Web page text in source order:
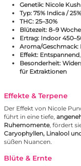
Genetik: Nicole
Typ: 75% Indica /
THC: 25–30%
Blütezeit: 8–9
Ertrag: Indoor
Aroma/Geschmack:
Effekt: Entspannend,
Besonderheit:
für Extraktionen
Effekte & Terpene
Der Effekt von Nicole
führt in eine tiefe,
Ruhemomente, fördert
Caryophyllen, Linalool
süßen Nuancen.
Blüte & Ernte